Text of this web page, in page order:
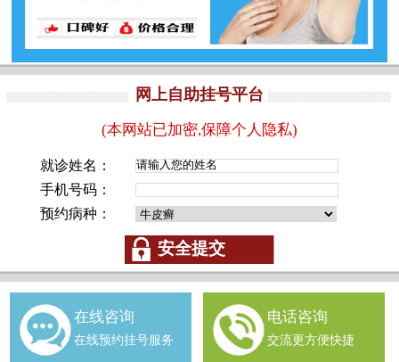
网上自助挂号平台
(本网站已加密,保障个人隐私)
就诊姓名：
手机号码：
预约病种：
在线咨询
在线预约挂号服务
电话咨询
交流更方便快捷